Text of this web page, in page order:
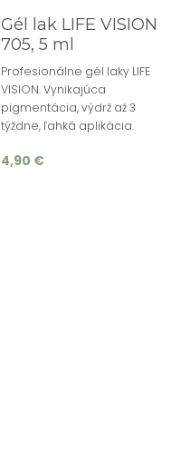
Gél lak LIFE VISION
705, 5 ml
Profesionálne gél laky LIFE
VISION. Vynikajúca
pigmentácia, výdrž až 3
týždne, ľahká aplikácia.
4,90 €